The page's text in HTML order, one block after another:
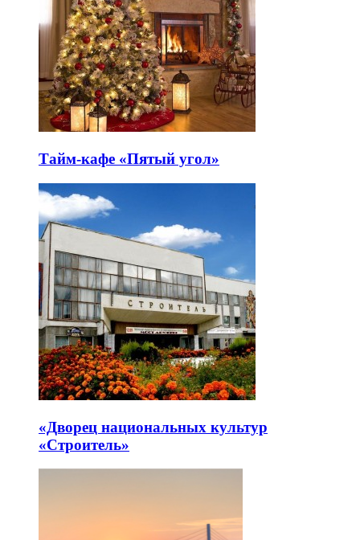
Тайм-кафе «Пятый угол»
«Дворец национальных культур
«Строитель»